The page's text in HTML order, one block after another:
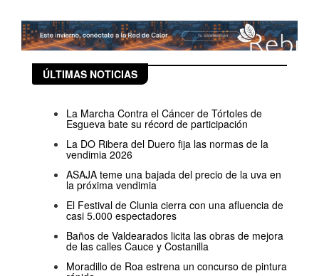
ÚLTIMAS NOTICIAS
La Marcha Contra el Cáncer de Tórtoles de
Esgueva bate su récord de participación
La DO Ribera del Duero fija las normas de la
vendimia 2026
ASAJA teme una bajada del precio de la uva en
la próxima vendimia
El Festival de Clunia cierra con una afluencia de
casi 5.000 espectadores
Baños de Valdearados licita las obras de mejora
de las calles Cauce y Costanilla
Moradillo de Roa estrena un concurso de pintura